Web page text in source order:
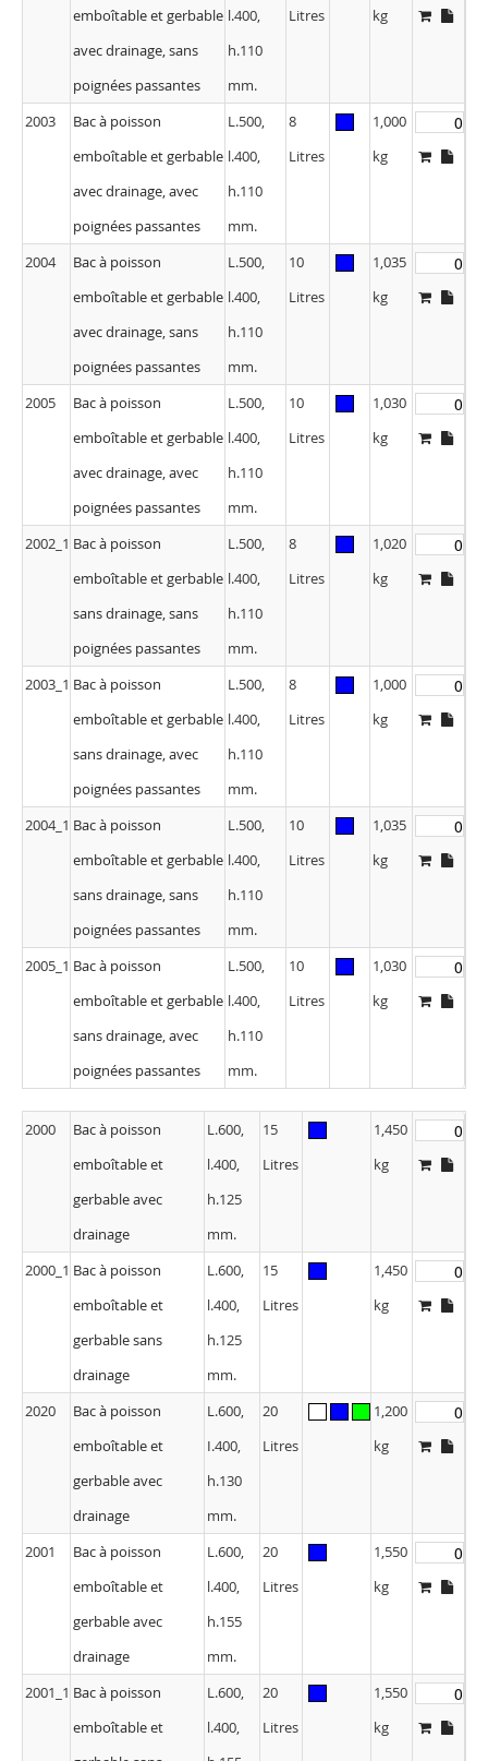
emboîtable et gerbable
avec drainage, sans
poignées passantes
l.400,
h.110
mm.
Litres
kg
2003
Bac à poisson
emboîtable et gerbable
avec drainage, avec
poignées passantes
L.500,
l.400,
h.110
mm.
8
Litres
1,000
kg
2004
Bac à poisson
emboîtable et gerbable
avec drainage, sans
poignées passantes
L.500,
l.400,
h.110
mm.
10
Litres
1,035
kg
2005
Bac à poisson
emboîtable et gerbable
avec drainage, avec
poignées passantes
L.500,
l.400,
h.110
mm.
10
Litres
1,030
kg
2002_1 Bac à poisson
emboîtable et gerbable
sans drainage, sans
poignées passantes
L.500,
l.400,
h.110
mm.
8
Litres
1,020
kg
2003_1 Bac à poisson
emboîtable et gerbable
sans drainage, avec
poignées passantes
L.500,
l.400,
h.110
mm.
8
Litres
1,000
kg
2004_1 Bac à poisson
emboîtable et gerbable
sans drainage, sans
poignées passantes
L.500,
l.400,
h.110
mm.
10
Litres
1,035
kg
2005_1 Bac à poisson
emboîtable et gerbable
sans drainage, avec
poignées passantes
L.500,
l.400,
h.110
mm.
10
Litres
1,030
kg
2000
Bac à poisson
emboîtable et
gerbable avec
drainage
L.600,
l.400,
h.125
mm.
15
Litres
1,450
kg
2000_1 Bac à poisson
emboîtable et
gerbable sans
drainage
L.600,
l.400,
h.125
mm.
15
Litres
1,450
kg
2020
Bac à poisson
emboîtable et
gerbable avec
drainage
L.600,
I.400,
h.130
mm.
20
Litres
1,200
kg
2001
Bac à poisson
emboîtable et
gerbable avec
drainage
L.600,
l.400,
h.155
mm.
20
Litres
1,550
kg
2001_1 Bac à poisson
emboîtable et
L.600,
l.400,
20
Litres
1,550
kg